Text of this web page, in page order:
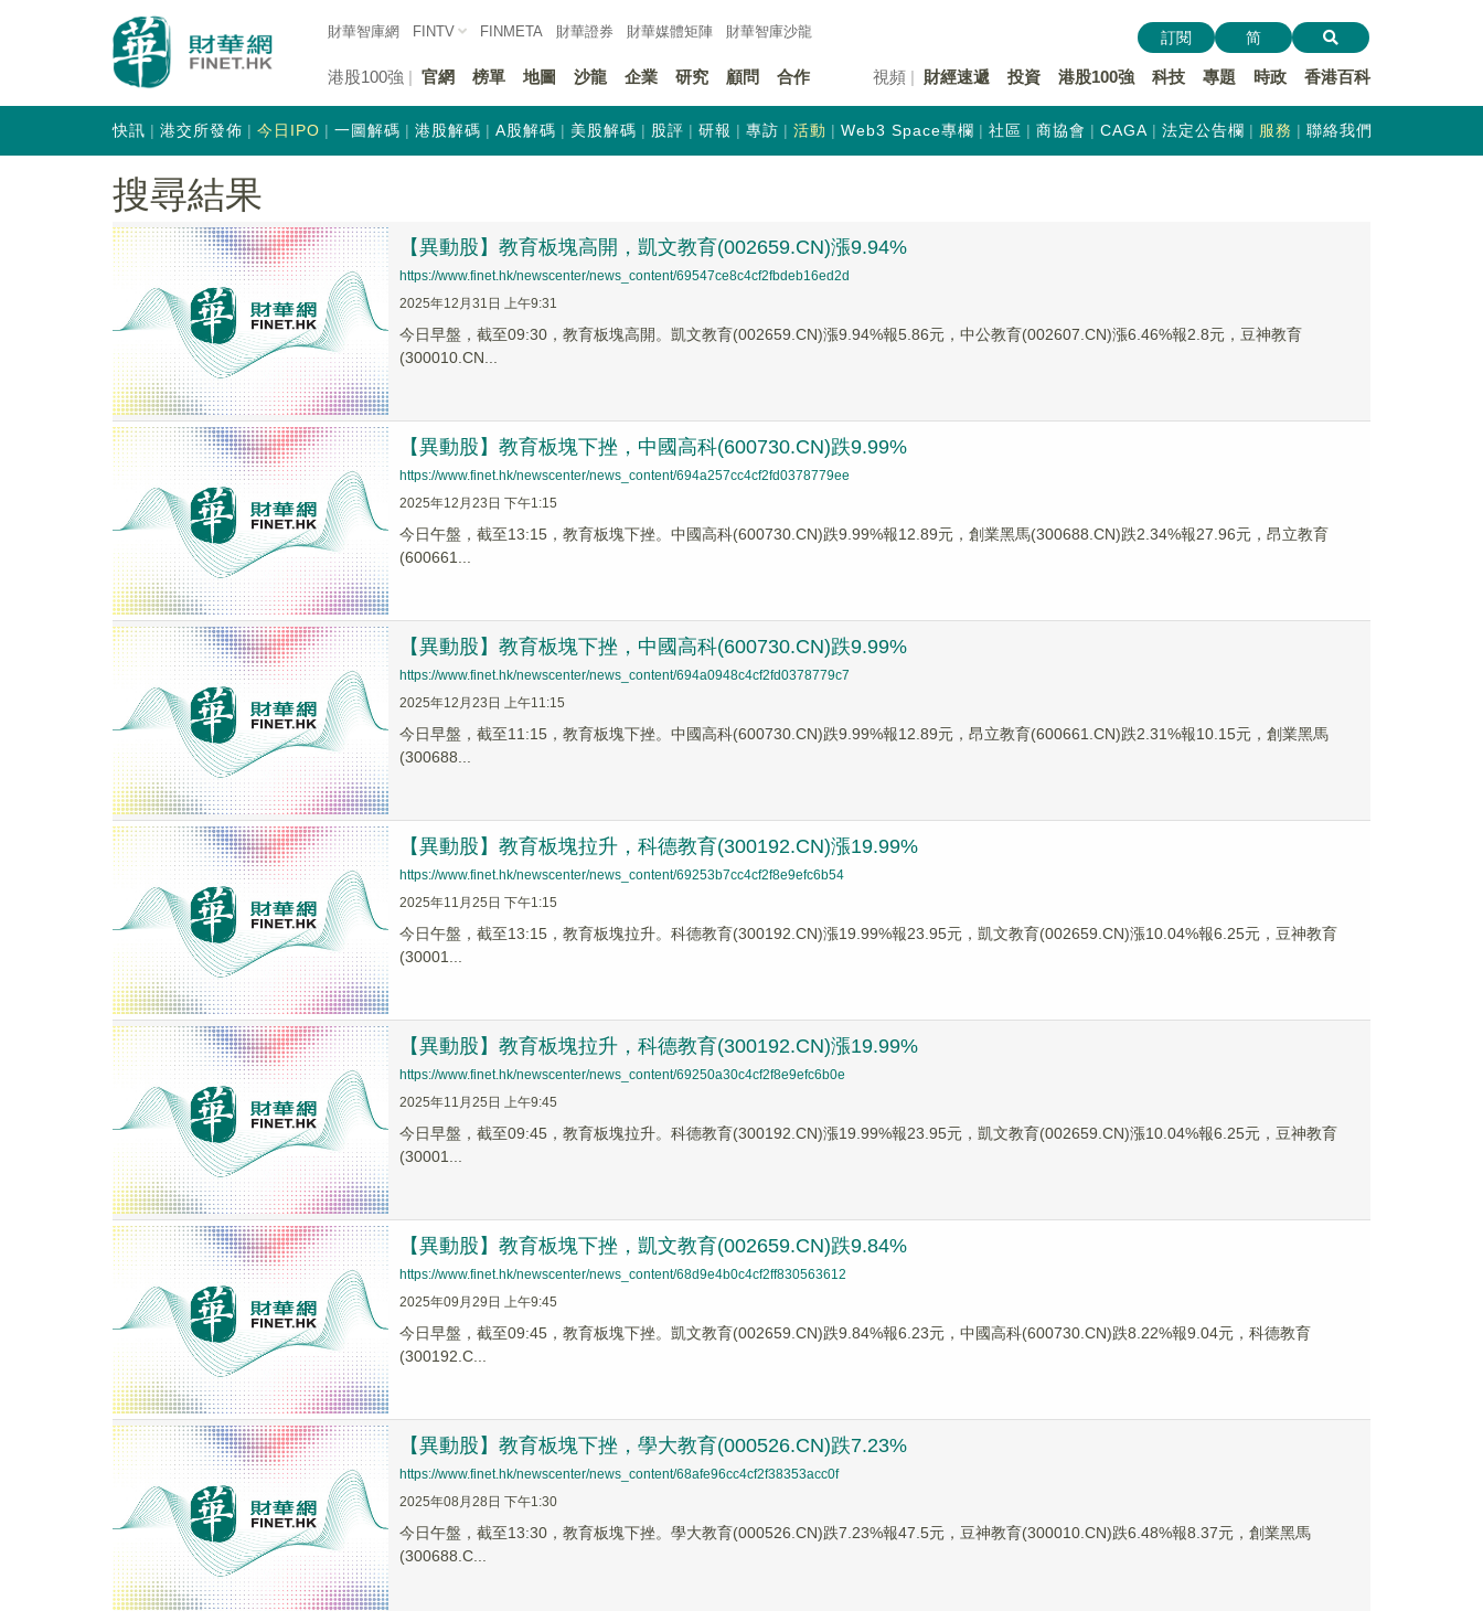
財華智庫網 FINTV FINMETA 財華證券 財華媒體矩陣 財華智庫沙龍
港股100強 官網 榜單 地圖 沙龍 企業 研究 顧問 合作 視頻 財經速遞 投資 港股100強 科技 專題 時政 香港百科
訂閱 简
快訊 港交所發佈 今日IPO 一圖解碼 港股解碼 A股解碼 美股解碼 股評 研報 專訪 活動 Web3 Space專欄 社區 商協會 CAGA 法定公告欄 服務 聯絡我們
搜尋結果
【異動股】教育板塊高開，凱文教育(002659.CN)漲9.94%
https://www.finet.hk/newscenter/news_content/69547ce8c4cf2fbdeb16ed2d
2025年12月31日 上午9:31
今日早盤，截至09:30，教育板塊高開。凱文教育(002659.CN)漲9.94%報5.86元，中公教育(002607.CN)漲6.46%報2.8元，豆神教育
(300010.CN...
【異動股】教育板塊下挫，中國高科(600730.CN)跌9.99%
https://www.finet.hk/newscenter/news_content/694a257cc4cf2fd0378779ee
2025年12月23日 下午1:15
今日午盤，截至13:15，教育板塊下挫。中國高科(600730.CN)跌9.99%報12.89元，創業黑馬(300688.CN)跌2.34%報27.96元，昂立教育
(600661...
【異動股】教育板塊下挫，中國高科(600730.CN)跌9.99%
https://www.finet.hk/newscenter/news_content/694a0948c4cf2fd0378779c7
2025年12月23日 上午11:15
今日早盤，截至11:15，教育板塊下挫。中國高科(600730.CN)跌9.99%報12.89元，昂立教育(600661.CN)跌2.31%報10.15元，創業黑馬
(300688...
【異動股】教育板塊拉升，科德教育(300192.CN)漲19.99%
https://www.finet.hk/newscenter/news_content/69253b7cc4cf2f8e9efc6b54
2025年11月25日 下午1:15
今日午盤，截至13:15，教育板塊拉升。科德教育(300192.CN)漲19.99%報23.95元，凱文教育(002659.CN)漲10.04%報6.25元，豆神教育
(30001...
【異動股】教育板塊拉升，科德教育(300192.CN)漲19.99%
https://www.finet.hk/newscenter/news_content/69250a30c4cf2f8e9efc6b0e
2025年11月25日 上午9:45
今日早盤，截至09:45，教育板塊拉升。科德教育(300192.CN)漲19.99%報23.95元，凱文教育(002659.CN)漲10.04%報6.25元，豆神教育
(30001...
【異動股】教育板塊下挫，凱文教育(002659.CN)跌9.84%
https://www.finet.hk/newscenter/news_content/68d9e4b0c4cf2ff830563612
2025年09月29日 上午9:45
今日早盤，截至09:45，教育板塊下挫。凱文教育(002659.CN)跌9.84%報6.23元，中國高科(600730.CN)跌8.22%報9.04元，科德教育
(300192.C...
【異動股】教育板塊下挫，學大教育(000526.CN)跌7.23%
https://www.finet.hk/newscenter/news_content/68afe96cc4cf2f38353acc0f
2025年08月28日 下午1:30
今日午盤，截至13:30，教育板塊下挫。學大教育(000526.CN)跌7.23%報47.5元，豆神教育(300010.CN)跌6.48%報8.37元，創業黑馬
(300688.C...